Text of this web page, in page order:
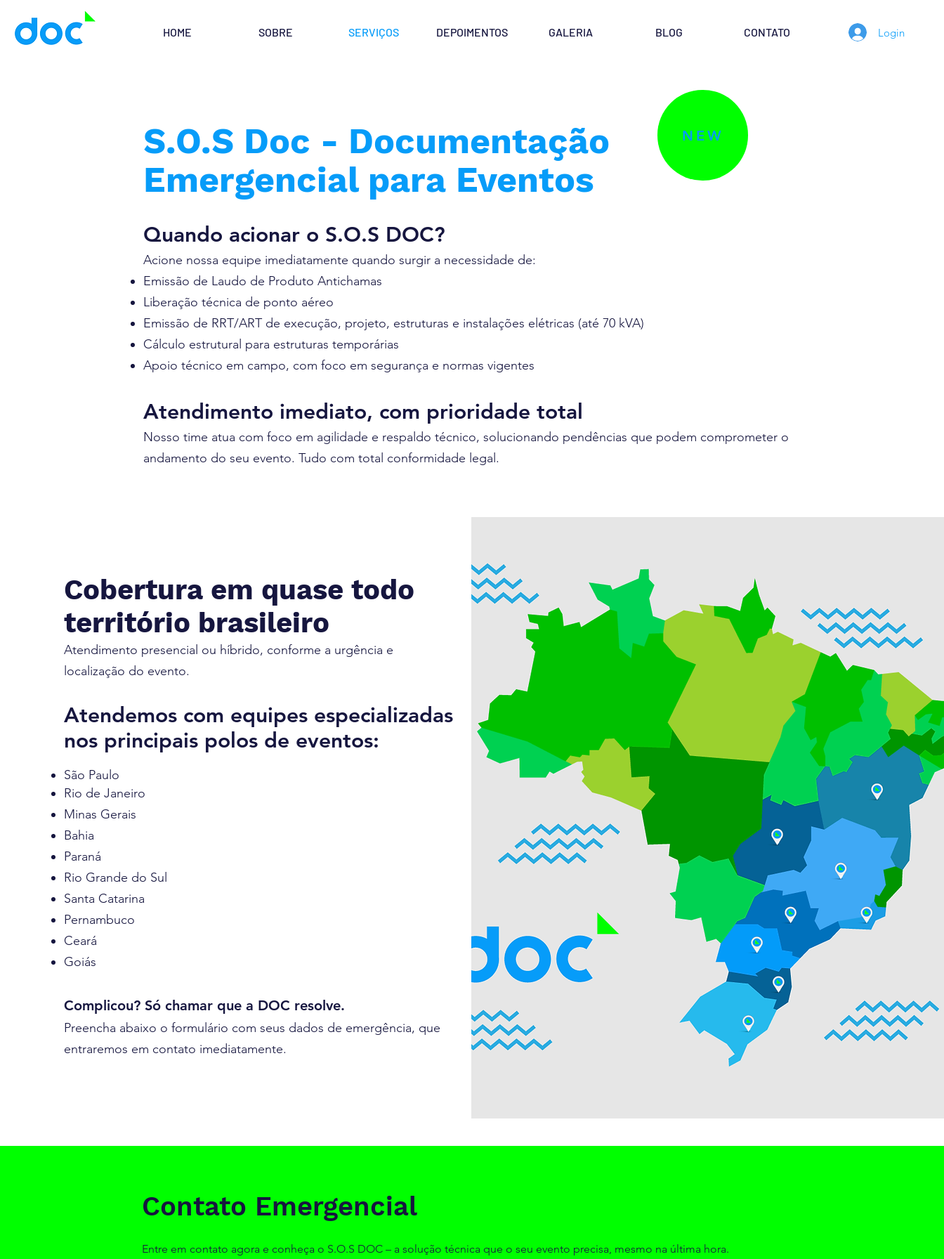
HOME SOBRE SERVIÇOS DEPOIMENTOS GALERIA BLOG CONTATO Login
S.O.S Doc - Documentação
Emergencial para Eventos
NEW
Quando acionar o S.O.S DOC?
Acione nossa equipe imediatamente quando surgir a necessidade de:
Emissão de Laudo de Produto Antichamas
Liberação técnica de ponto aéreo
Emissão de RRT/ART de execução, projeto, estruturas e instalações elétricas (até 70 kVA)
Cálculo estrutural para estruturas temporárias
Apoio técnico em campo, com foco em segurança e normas vigentes
Atendimento imediato, com prioridade total
Nosso time atua com foco em agilidade e respaldo técnico, solucionando pendências que podem comprometer o
andamento do seu evento. Tudo com total conformidade legal.
Cobertura em quase todo
território brasileiro
Atendimento presencial ou híbrido, conforme a urgência e
localização do evento.
Atendemos com equipes especializadas
nos principais polos de eventos:
São Paulo
Rio de Janeiro
Minas Gerais
Bahia
Paraná
Rio Grande do Sul
Santa Catarina
Pernambuco
Ceará
Goiás
Complicou? Só chamar que a DOC resolve.
Preencha abaixo o formulário com seus dados de emergência, que
entraremos em contato imediatamente.
Contato Emergencial
Entre em contato agora e conheça o S.O.S DOC – a solução técnica que o seu evento precisa, mesmo na última hora.